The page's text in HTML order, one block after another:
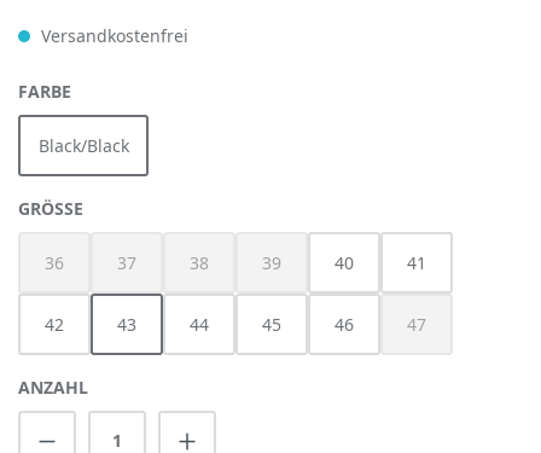
Versandkostenfrei
FARBE
Black/Black
GRÖSSE
36
(Diese Option ist zurzeit nicht verfügbar.)
37
(Diese Option ist zurzeit nicht verfügbar.)
38
(Diese Option ist zurzeit nicht verfügbar.)
39
(Diese Option ist zurzeit nicht
40 41
42 43 44 45 46 47
(Diese Option ist
ANZAHL
Produkt Anzahl: Gib den gewünschten